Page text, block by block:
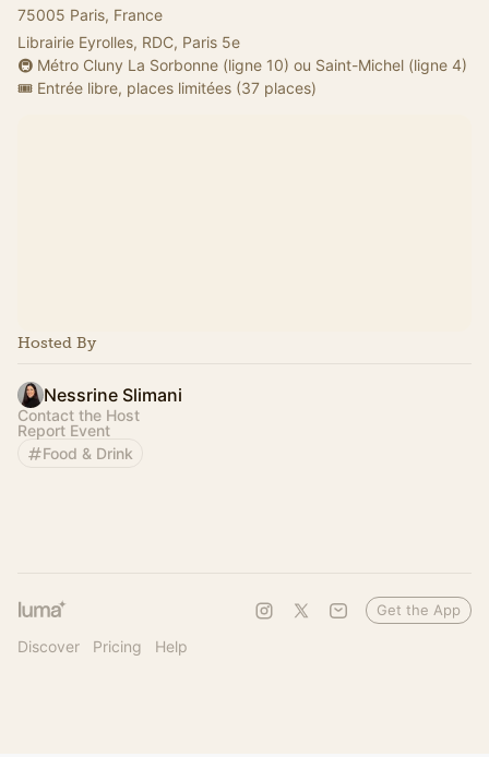
75005 Paris, France
Librairie Eyrolles, RDC, Paris 5e
🚇 Métro Cluny La Sorbonne (ligne 10) ou Saint-Michel (ligne 4)
🎟️ Entrée libre, places limitées (37 places)
Hosted By
Nessrine Slimani
Contact the Host
Report Event
Food & Drink
Discover Pricing Help
Get the App